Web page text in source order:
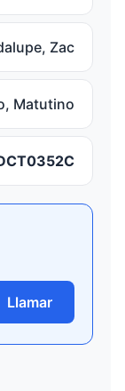
Zac
Matutino
Llamar